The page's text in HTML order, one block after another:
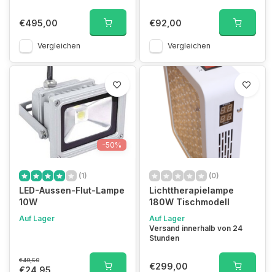
€495,00
Vergleichen
€92,00
Vergleichen
-50%
(1)
LED-Aussen-Flut-Lampe
10W
Auf Lager
€49,50
€24,95
(0)
Lichttherapielampe
180W Tischmodell
Auf Lager
Versand innerhalb von 24
Stunden
€299,00